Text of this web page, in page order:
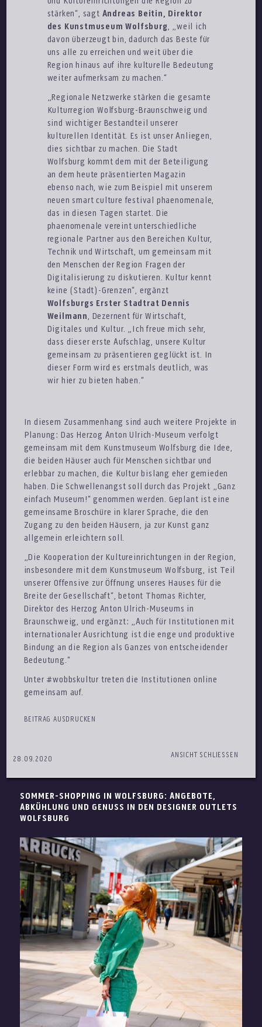
28.09.2020
stärken“, sagt Andreas Beitin, Direktor
des Kunstmuseum Wolfsburg, „weil ich
davon überzeugt bin, dadurch das Beste für
uns alle zu erreichen und weit über die
Region hinaus auf ihre kulturelle Bedeutung
weiter aufmerksam zu machen.“
„Regionale Netzwerke stärken die gesamte
Kulturregion Wolfsburg-Braunschweig und
sind wichtiger Bestandteil unserer
kulturellen Identität. Es ist unser Anliegen,
dies sichtbar zu machen. Die Stadt
Wolfsburg kommt dem mit der Beteiligung
an dem heute präsentierten Magazin
ebenso nach, wie zum Beispiel mit unserem
neuen smart culture festival phaenomenale,
das in diesen Tagen startet. Die
phaenomenale vereint unterschiedliche
regionale Partner aus den Bereichen Kultur,
Technik und Wirtschaft, um gemeinsam mit
den Menschen der Region Fragen der
Digitalisierung zu diskutieren. Kultur kennt
keine (Stadt)-Grenzen“, ergänzt
Wolfsburgs Erster Stadtrat Dennis
Weilmann, Dezernent für Wirtschaft,
Digitales und Kultur. „Ich freue mich sehr,
dass dieser erste Aufschlag, unsere Kultur
gemeinsam zu präsentieren geglückt ist. In
dieser Form wird es erstmals deutlich, was
wir hier zu bieten haben.“
In diesem Zusammenhang sind auch weitere Projekte in
Planung: Das Herzog Anton Ulrich-Museum verfolgt
gemeinsam mit dem Kunstmuseum Wolfsburg die Idee,
die beiden Häuser auch für Menschen sichtbar und
erlebbar zu machen, die Kultur bislang eher gemieden
haben. Die Schwellenangst soll durch das Projekt „Ganz
einfach Museum!“ genommen werden. Geplant ist eine
gemeinsame Broschüre in klarer Sprache, die den
Zugang zu den beiden Häusern, ja zur Kunst ganz
allgemein erleichtern soll.
„Die Kooperation der Kultureinrichtungen in der Region,
insbesondere mit dem Kunstmuseum Wolfsburg, ist Teil
unserer Offensive zur Öffnung unseres Hauses für die
Breite der Gesellschaft“, betont Thomas Richter,
Direktor des Herzog Anton Ulrich-Museums in
Braunschweig, und ergänzt: „Auch für Institutionen mit
internationaler Ausrichtung ist die enge und produktive
Bindung an die Region als Ganzes von entscheidender
Bedeutung.“
Unter #wobbskultur treten die Institutionen online
gemeinsam auf.
BEITRAG AUSDRUCKEN
ANSICHT SCHLIESSEN
SOMMER-SHOPPING IN WOLFSBURG: ANGEBOTE,
ABKÜHLUNG UND GENUSS IN DEN DESIGNER OUTLETS
WOLFSBURG